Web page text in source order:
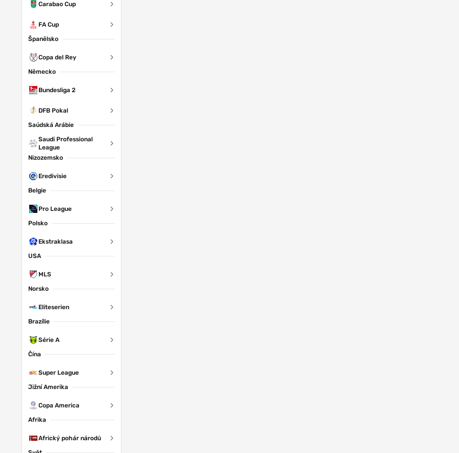
Carabao Cup
FA Cup
Španělsko
Copa del Rey
Německo
Bundesliga 2
DFB Pokal
Saúdská Arábie
Saudi Professional
League
Nizozemsko
Eredivisie
Belgie
Pro League
Polsko
Ekstraklasa
USA
MLS
Norsko
Eliteserien
Brazílie
Série A
Čína
Super League
Jižní Amerika
Copa America
Afrika
Africký pohár národů